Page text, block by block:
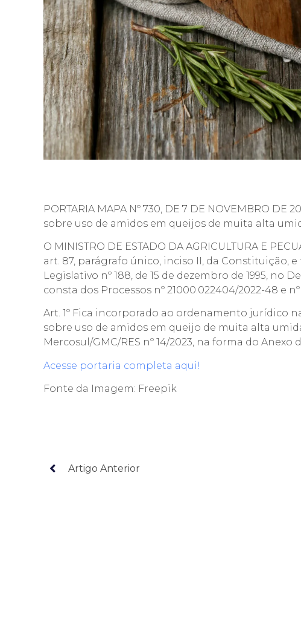
PORTARIA MAPA Nº 730, DE 7 DE NOVEMBRO
sobre uso de amidos em queijos de muita alta
O MINISTRO DE ESTADO DA AGRICULTURA E
art. 87, parágrafo único, inciso II, da Constituição,
Legislativo nº 188, de 15 de dezembro de 1995, no
consta dos Processos nº 21000.022404/2022-48 e
Art. 1º Fica incorporado ao ordenamento jurídico
sobre uso de amidos em queijo de muita alta
Mercosul/GMC/RES nº 14/2023, na forma do Anexo
Acesse portaria completa aqui!
Fonte da Imagem: Freepik
Artigo Anterior